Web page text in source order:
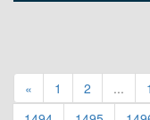
« 1 2 ...